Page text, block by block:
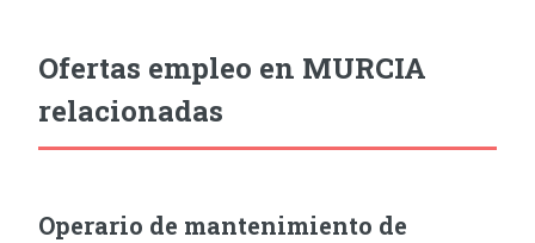
Ofertas empleo en MURCIA
relacionadas
Operario de mantenimiento de